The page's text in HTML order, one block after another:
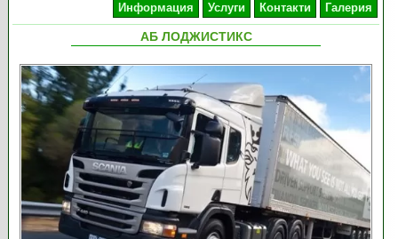
Информация Услуги Контакти Галерия
АБ ЛОДЖИСТИКС